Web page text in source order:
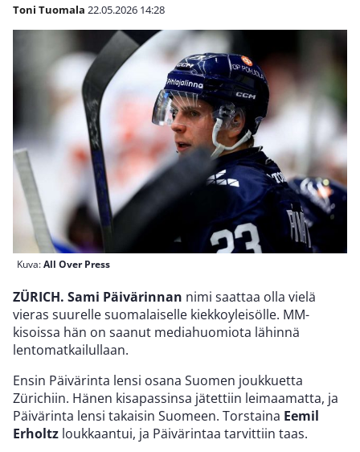
Toni Tuomala 22.05.2026 14:28
Kuva:All Over Press
ZÜRICH. Sami Päivärinnan nimi saattaa olla vielä
vieras suurelle suomalaiselle kiekkoyleisölle. MM-
kisoissa hän on saanut mediahuomiota lähinnä
lentomatkailullaan.
Ensin Päivärinta lensi osana Suomen joukkuetta
Zürichiin. Hänen kisapassinsa jätettiin leimaamatta, ja
Päivärinta lensi takaisin Suomeen. Torstaina Eemil
Erholtz loukkaantui, ja Päivärintaa tarvittiin taas.